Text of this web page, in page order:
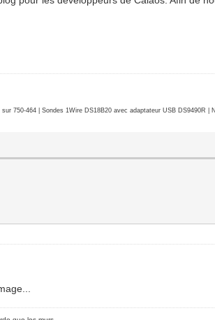
750-464 | Sondes 1Wire DS18B20 avec adaptateur USB